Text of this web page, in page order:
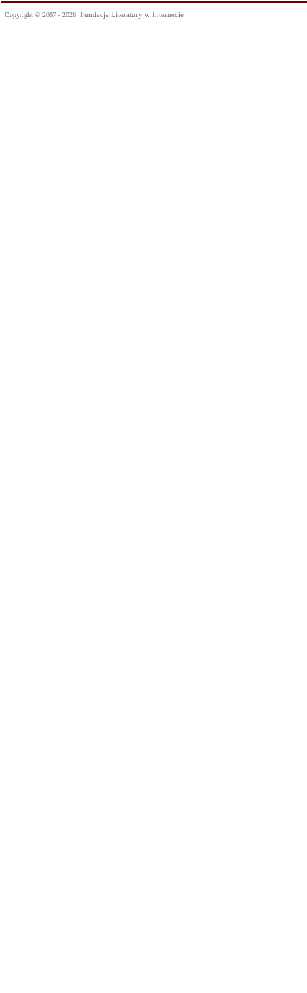
Copyright © 2007 - 2026 Fundacja Literatury w Internecie